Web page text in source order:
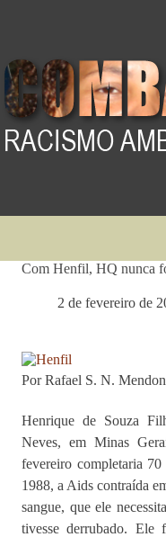
Com Henfil, HQ nunca
2 de fevereiro de
Por Rafael S. N.
Henrique de Souza
Neves, em Minas
fevereiro completaria
1988, a Aids contraída
sangue, que ele
tivesse derrubado. Ele